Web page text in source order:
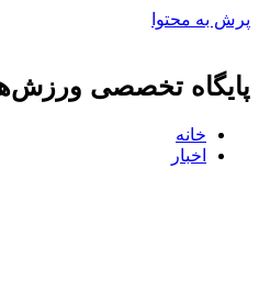
پرش به محتوا
پایگاه تخصصی
خانه
اخبار